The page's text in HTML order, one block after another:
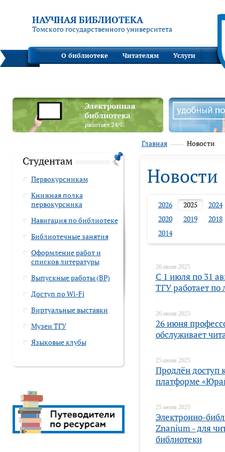
НАУЧНАЯ БИБЛИОТЕКА
Томского государственного университета
О библиотеке Читателям Услуги
Студентам
Первокурсникам
Книжная полка
первокурсника
Навигация по библиотеке
Библиотечные занятия
Оформление работ и
списков литературы
Выпускные работы (ВР)
Доступ по Wi-Fi
Виртуальные выставки
Музеи ТГУ
Языковые клубы
Главная Новости
Новости
2026 2025
2024
2020
2019
2018
2014
26 июня 2025
С 1 июля по 31
ТГУ работает по
26 июня 2025
26 июня
обслуживает
25 июня 2025
Продлён доступ
платформе
25 июня 2025
Электронно-
Znanium - для
библиотеки